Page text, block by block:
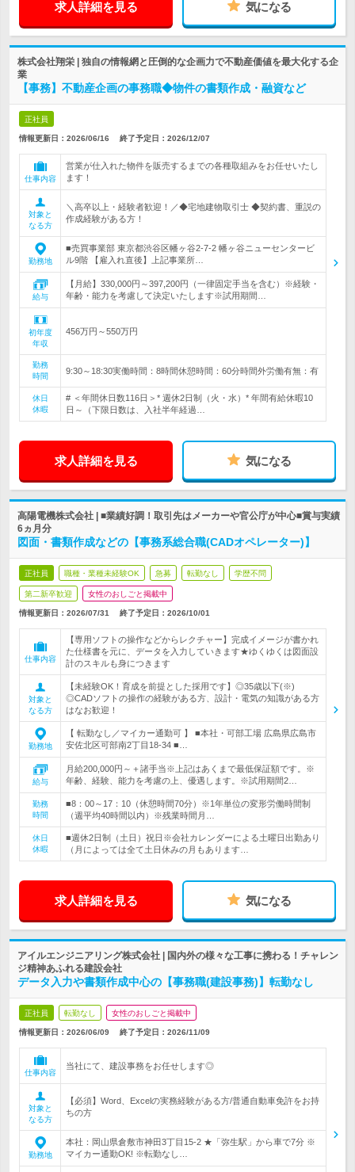
求人詳細を見る 気になる
株式会社翔栄 | 独自の情報網と圧倒的な企画力で不動産価値を最大化する企
業
【事務】不動産企画の事務職◆物件の書類作成・融資など
正社員
情報更新日：2026/06/16 終了予定日： 2026/12/07
仕事内容
営業が仕入れた物件を販売するまでの各種取組みをお任せいたし
ます！
対象と
なる方
＼高卒以上・経験者歓迎！／◆宅地建物取引士 ◆契約書、重説の
作成経験がある方！
勤務地
■売買事業部 東京都渋谷区幡ヶ谷2-7-2 幡ヶ谷ニューセンタービ
ル9階 【雇入れ直後】上記事業所…
給与
【月給】330,000円～397,200円（一律固定手当を含む）※経験・
年齢・能力を考慮して決定いたします※試用期間…
初年度
年収
456万円～550万円
勤務
時間
9:30～18:30実働時間：8時間休憩時間：60分時間外労働有無：有
休日
休暇
# ＜年間休日数116日＞* 週休2日制（火・水）* 年間有給休暇10
日～（下限日数は、入社半年経過…
求人詳細を見る 気になる
高陽電機株式会社 | ■業績好調！取引先はメーカーや官公庁が中心■賞与実績
6ヵ月分
図面・書類作成などの【事務系総合職(CADオペレーター)】
正社員 職種・業種未経験OK 急募 転勤なし 学歴不問
第二新卒歓迎 女性のおしごと掲載中
情報更新日：2026/07/31 終了予定日： 2026/10/01
仕事内容
【専用ソフトの操作などからレクチャー】完成イメージが書かれ
た仕様書を元に、データを入力していきます★ゆくゆくは図面設
計のスキルも身につきます
対象と
なる方
【未経験OK！育成を前提とした採用です】◎35歳以下(※)
◎CADソフトの操作の経験がある方、設計・電気の知識がある方
はなお歓迎！
勤務地
【 転勤なし／マイカー通勤可 】 ■本社・可部工場 広島県広島市
安佐北区可部南2丁目18-34 ■…
給与
月給200,000円～＋諸手当※上記はあくまで最低保証額です。※
年齢、経験、能力を考慮の上、優遇します。※試用期間2…
勤務
時間
■8：00～17：10（休憩時間70分）※1年単位の変形労働時間制
（週平均40時間以内）※残業時間月…
休日
休暇
■週休2日制（土日）祝日※会社カレンダーによる土曜日出勤あり
（月によっては全て土日休みの月もあります…
求人詳細を見る 気になる
アイルエンジニアリング株式会社 | 国内外の様々な工事に携わる！チャレン
ジ精神あふれる建設会社
データ入力や書類作成中心の【事務職(建設事務)】転勤なし
正社員 転勤なし 女性のおしごと掲載中
情報更新日：2026/06/09 終了予定日： 2026/11/09
仕事内容
当社にて、建設事務をお任せします◎
対象と
なる方
【必須】Word、Excelの実務経験がある方/普通自動車免許をお持
ちの方
勤務地
本社：岡山県倉敷市神田3丁目15-2 ★「弥生駅」から車で7分 ※
マイカー通勤OK! ※転勤なし…